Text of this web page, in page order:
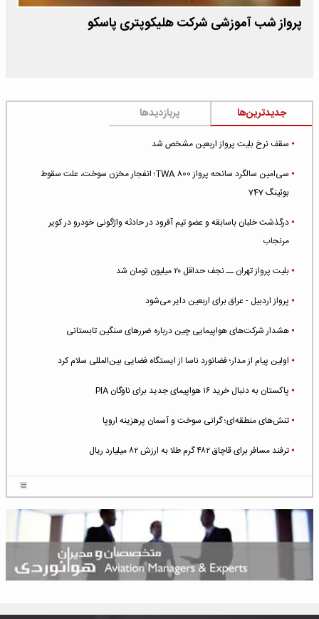
پرواز شب آموزشی شرکت هلیکوپتری پاسکو
جدیدترین‌ها پربازدیدها
سقف نرخ بلیت پرواز اربعین مشخص شد
سی‌امین سالگرد سانحه پرواز TWA 800؛ انفجار مخزن سوخت، علت سقوط
بوئینگ 747
درگذشت خلبان باسابقه و عضو تیم آفرود در حادثه واژگونی خودرو در کویر
مرنجاب
بلیت پرواز تهران ــ نجف حداقل ۲۰ میلیون تومان شد
پرواز اردبیل - عراق برای اربعین دایر می‌شود
هشدار شرکت‌های هواپیمایی چین درباره ضررهای سنگین تابستانی
اولین پیام از مدار؛ فضانورد ناسا از ایستگاه فضایی بین‌المللی سلام کرد
پاکستان به دنبال خرید ۱۶ هواپیمای جدید برای ناوگان PIA
تنش‌های منطقه‌ای؛ گرانی سوخت و آسمان پرهزینه اروپا
ترفند مسافر برای قاچاق ۴۸۲ گرم طلا به ارزش ۸۲ میلیارد ریال
افزایش سطح تهدید برای ایرلاین‌های فعال در خاورمیانه
شلوغ‌ترین فرودگاه‌های اروپا در ۲۰۲۵: لندن، استانبول و پاریس
پخش زنده پرواز سیزدهم موشک استارشیپ اسپیس‌ایکس [جمعه ساعت ۰۱:۴۵]